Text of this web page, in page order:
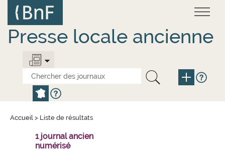
contenu
principal
Presse locale ancienne
Accueil > Liste de résultats
1 journal ancien
numérisé
Panneau de gestion des cookies